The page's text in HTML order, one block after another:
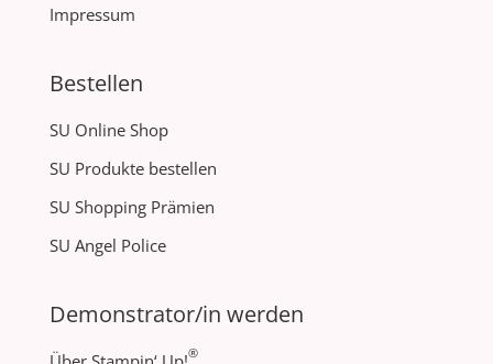
Impressum
Bestellen
SU Online Shop
SU Produkte bestellen
SU Shopping Prämien
SU Angel Police
Demonstrator/in werden
®